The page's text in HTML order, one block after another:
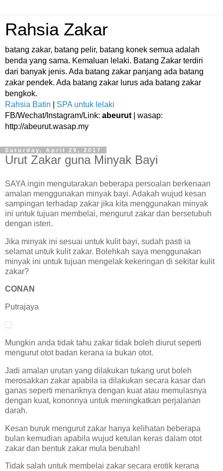
Rahsia Zakar
batang zakar, batang pelir, batang konek semua adalah
benda yang sama. Kemaluan lelaki. Batang Zakar terdiri
dari banyak jenis. Ada batang zakar panjang ada batang
zakar pendek. Ada batang zakar lurus ada batang zakar
bengkok.
Rahsia Batin
SPA untuk lelaki
FB/Wechat/Instagram/Link: abeurut | wasap:
http://abeurut.wasap.my
Saturday, April 29, 2017
Urut Zakar guna Minyak Bayi
SAYA ingin mengutarakan beberapa persoalan berkenaan
amalan menggunakan minyak bayi. Adakah wujud kesan
sampingan terhadap zakar jika kita menggunakan minyak
ini untuk tujuan membelai, mengurut zakar dan bersetubuh
dengan isteri.
Jika minyak ini sesuai untuk kulit bayi, sudah pasti ia
selamat untuk kulit zakar. Bolehkah saya menggunakan
minyak ini untuk tujuan mengelak kekeringan di sekitar kulit
zakar?
CONAN
Putrajaya
Mungkin anda tidak tahu zakar tidak boleh diurut seperti
mengurut otot badan kerana ia bukan otot.
Jadi amalan urutan yang dilakukan tukang urut boleh
merosakkan zakar apabila ia dilakukan secara kasar dan
ganas seperti menariknya dengan kuat atau memulasnya
dengan kuat, kononnya untuk meningkatkan perjalanan
darah.
Kesan buruk mengurut zakar hanya kelihatan beberapa
bulan kemudian apabila wujud ketulan keras dalam otot
zakar dan bentuk zakar mula berubah!
Tidak salah untuk membelai zakar secara erotik kerana